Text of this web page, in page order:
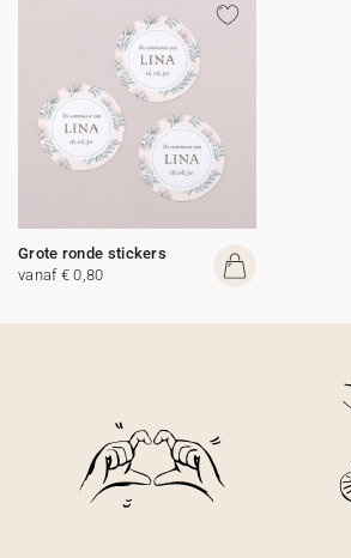
Grote ronde stickers
vanaf € 0,80